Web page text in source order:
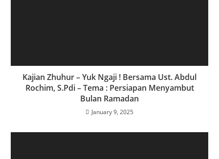
Kajian Zhuhur – Yuk Ngaji ! Bersama Ust. Abdul
Rochim, S.Pdi – Tema : Persiapan Menyambut
Bulan Ramadan
January 9, 2025